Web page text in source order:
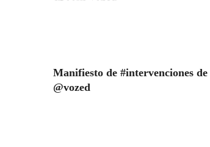
Manifiesto de #intervenciones de
@vozed